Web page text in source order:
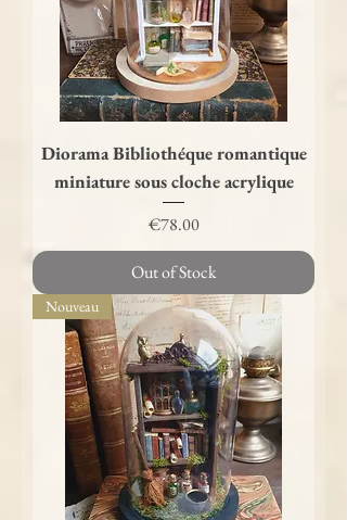
Diorama Bibliothéque romantique
miniature sous cloche acrylique
Price
€78.00
Out of Stock
Nouveau